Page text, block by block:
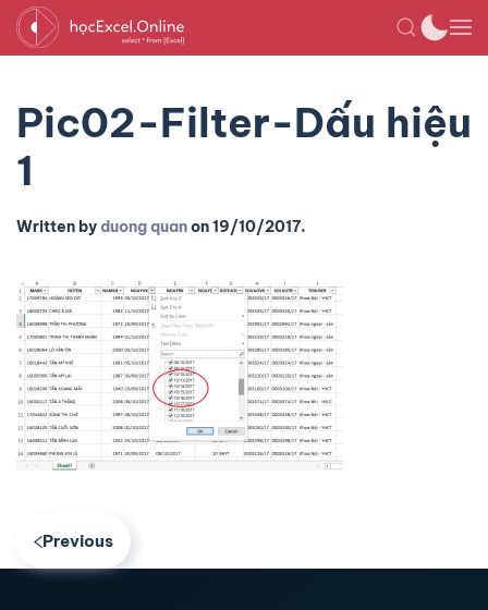
Pic02-Filter-Dấu hiệu
1
Written byduong quanon19/10/2017.
Previous